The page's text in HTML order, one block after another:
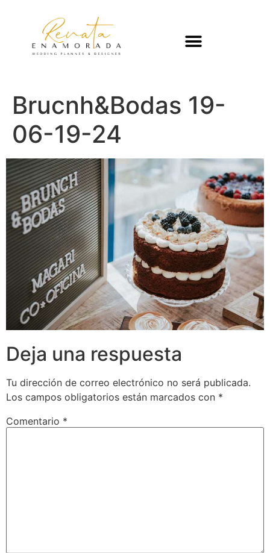
Brucnh&Bodas 19-
06-19-24
Deja una respuesta
Tu dirección de correo electrónico no será publicada.
Los campos obligatorios están marcados con *
Comentario *